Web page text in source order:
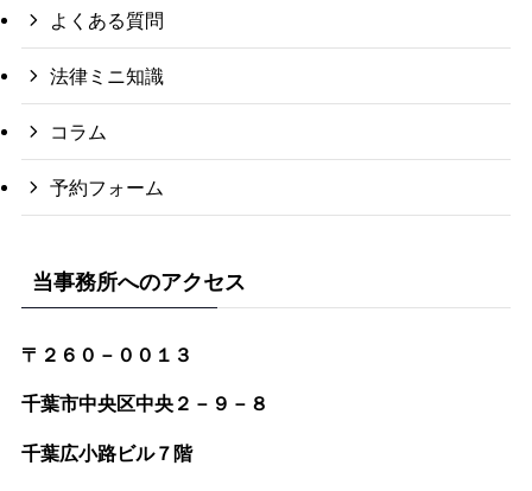
よくある質問
法律ミニ知識
コラム
予約フォーム
当事務所へのアクセス
〒２６０－００１３
千葉市中央区中央２－９－８
千葉広小路ビル７階